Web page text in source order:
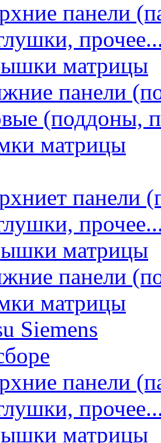
панели
матрицы
панели
(поддоны,
матрицы
панели
матрицы
панели
матрицы
Siemens
панели
матрицы